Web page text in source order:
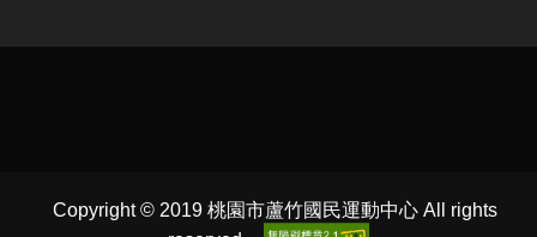
Copyright © 2019 桃園市蘆竹國民運動中心 All rights